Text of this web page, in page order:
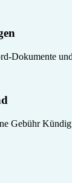
Dokumente
Gebühr